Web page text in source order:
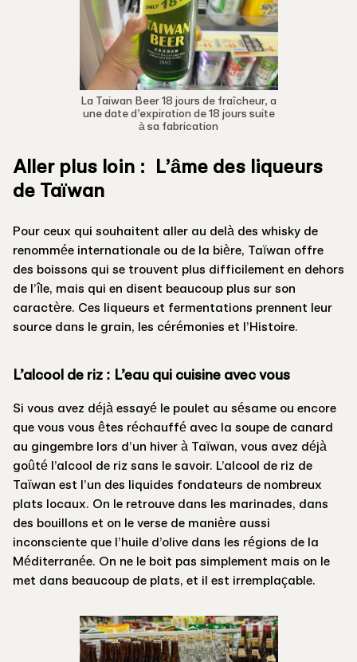
La Taiwan Beer 18 jours de fraîcheur, a
une date d’expiration de 18 jours suite
à sa fabrication
Aller plus loin : L’âme des liqueurs
de Taïwan
Pour ceux qui souhaitent aller au delà des whisky de
renommée internationale ou de la bière, Taïwan offre
des boissons qui se trouvent plus difficilement en dehors
de l’île, mais qui en disent beaucoup plus sur son
caractère. Ces liqueurs et fermentations prennent leur
source dans le grain, les cérémonies et l’Histoire.
L’alcool de riz : L’eau qui cuisine avec vous
Si vous avez déjà essayé le poulet au sésame ou encore
que vous vous êtes réchauffé avec la soupe de canard
au gingembre lors d’un hiver à Taïwan, vous avez déjà
goûté l’alcool de riz sans le savoir. L’alcool de riz de
Taïwan est l’un des liquides fondateurs de nombreux
plats locaux. On le retrouve dans les marinades, dans
des bouillons et on le verse de manière aussi
inconsciente que l’huile d’olive dans les régions de la
Méditerranée. On ne le boit pas simplement mais on le
met dans beaucoup de plats, et il est irremplaçable.